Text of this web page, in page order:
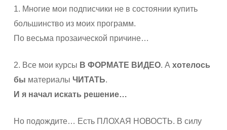
1. Многие мои подписчики не в состоянии купить
большинство из моих программ.
По весьма прозаической причине…
2. Все мои курсы В ФОРМАТЕ ВИДЕО. А хотелось
бы материалы ЧИТАТЬ.
И я начал искать решение…
Но подождите… Есть ПЛОХАЯ НОВОСТЬ. В силу